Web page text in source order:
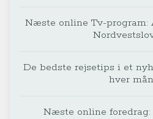
Næste online Tv-program:
De bedste rejsetips i et
hver
Næste online